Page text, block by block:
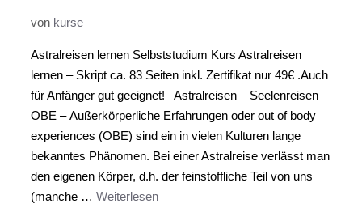
von kurse
Astralreisen lernen Selbststudium Kurs Astralreisen
lernen – Skript ca. 83 Seiten inkl. Zertifikat nur 49€ .Auch
für Anfänger gut geeignet! Astralreisen – Seelenreisen –
OBE – Außerkörperliche Erfahrungen oder out of body
experiences (OBE) sind ein in vielen Kulturen lange
bekanntes Phänomen. Bei einer Astralreise verlässt man
den eigenen Körper, d.h. der feinstoffliche Teil von uns
(manche … Weiterlesen